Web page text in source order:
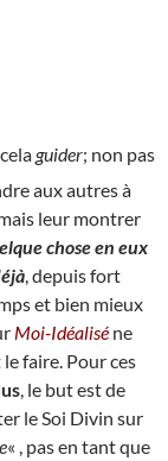
guider; non pas
aux autres à
leur montrer
chose en eux
, depuis fort
et bien mieux
Moi-Idéalisé ne
faire. Pour ces
, le but est de
le Soi Divin sur
« , pas en tant que